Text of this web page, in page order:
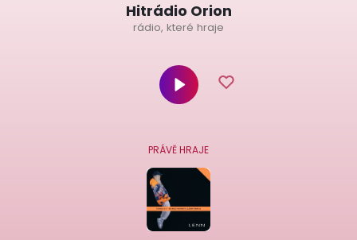
Hitrádio Orion
rádio, které hraje
PRÁVĚ HRAJE